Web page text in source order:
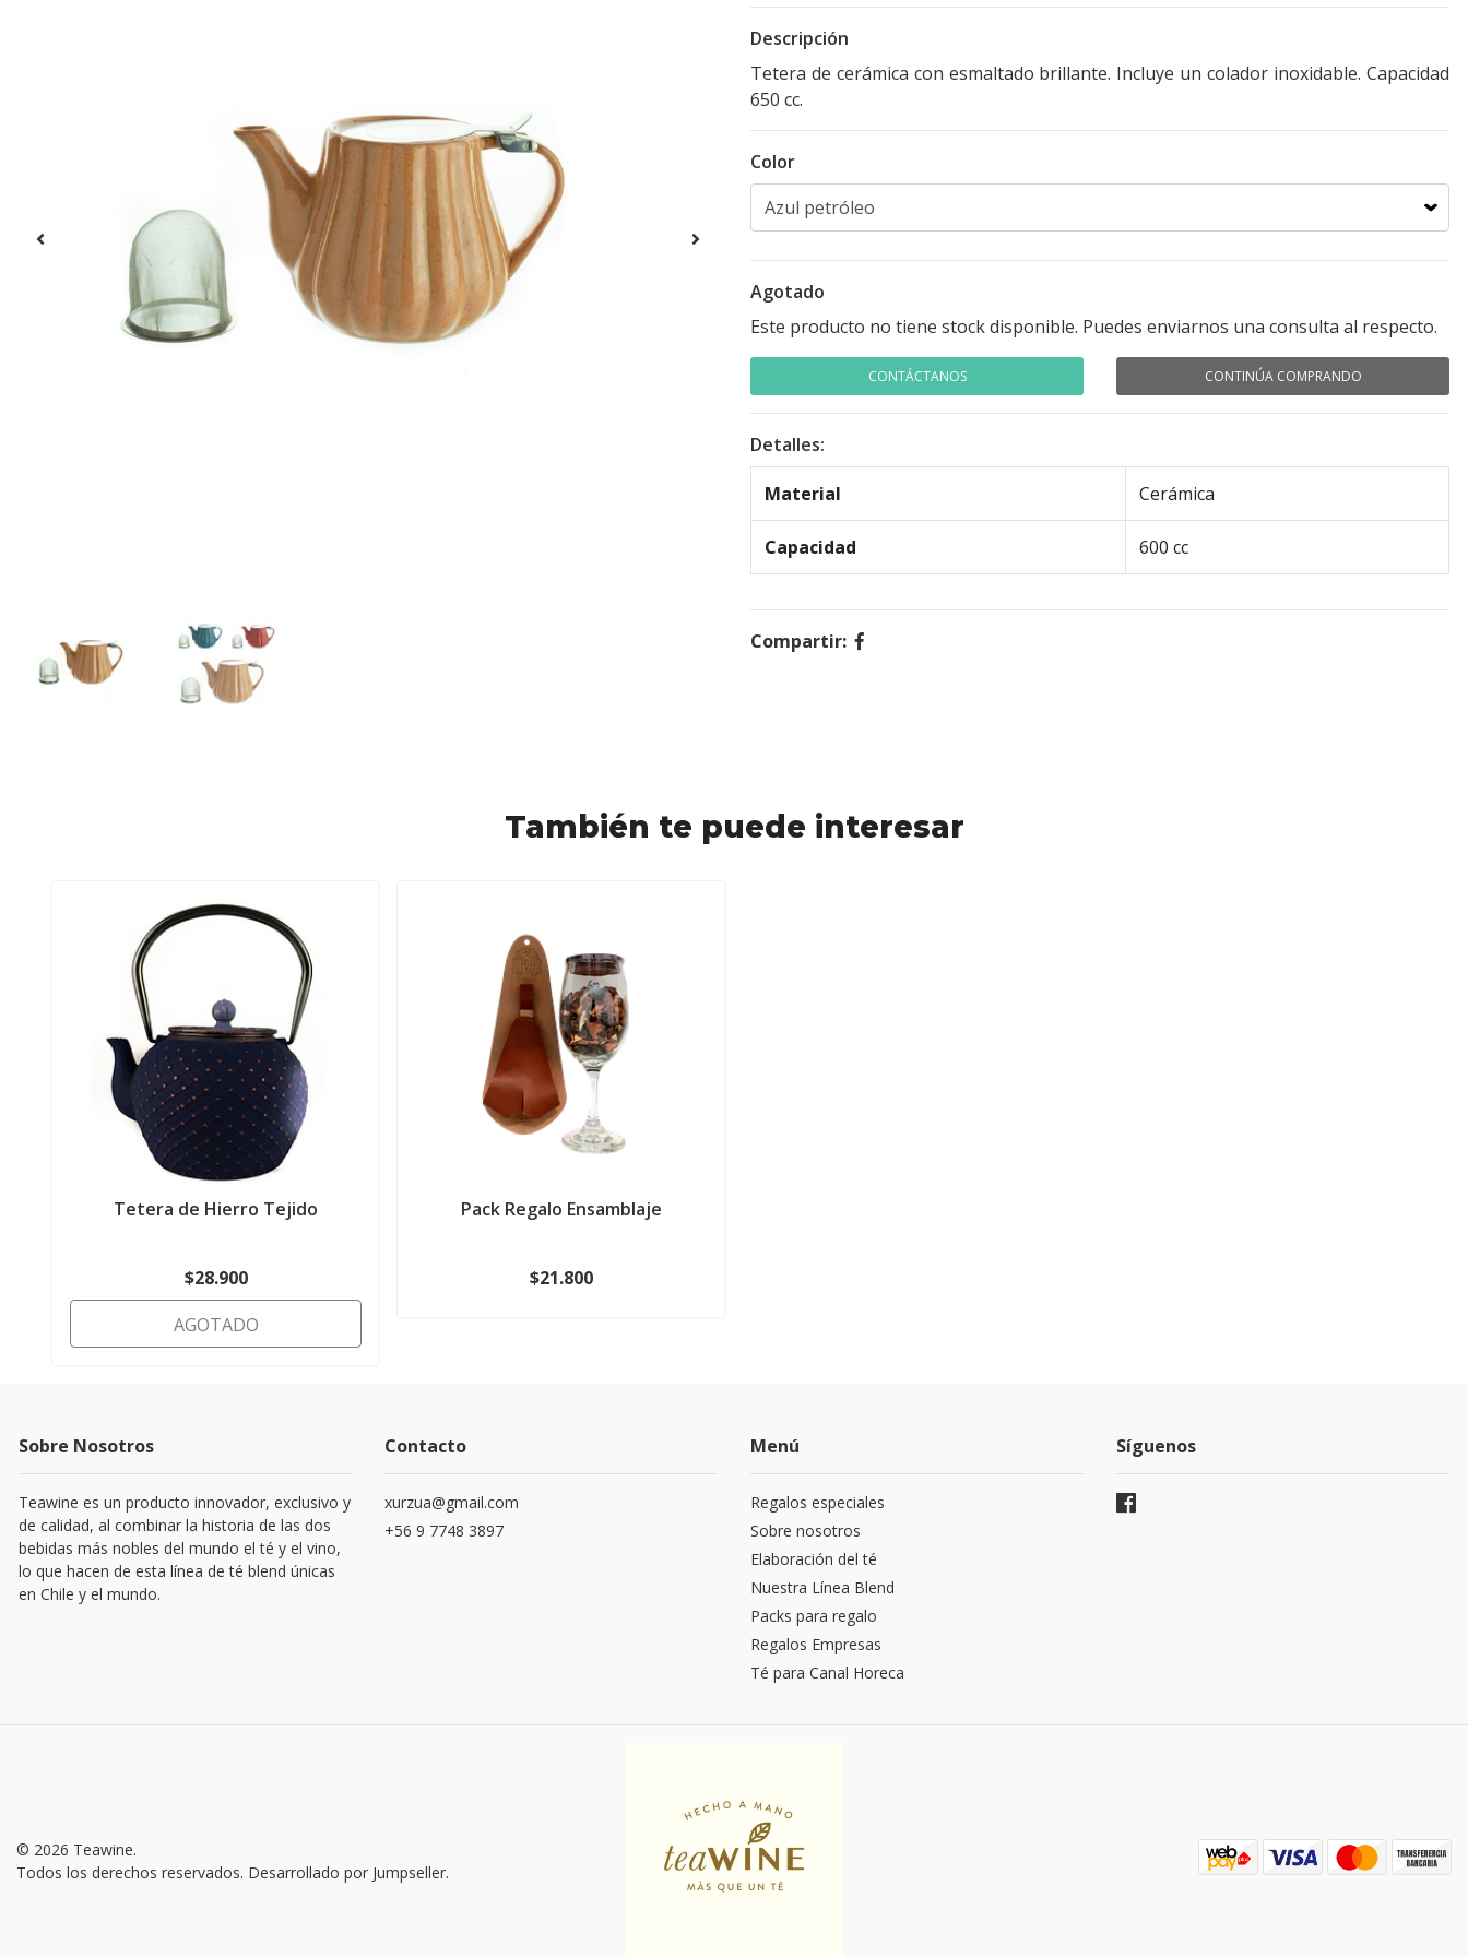
Descripción
Tetera de cerámica con esmaltado brillante. Incluye un colador inoxidable. Capacidad
650 cc.
Color
Agotado
Este producto no tiene stock disponible. Puedes enviarnos una consulta al respecto.
CONTÁCTANOS CONTINÚA COMPRANDO
Detalles:
Material Cerámica
Capacidad 600 cc
Compartir:
También te puede interesar
Tetera de Hierro Tejido
$28.900
AGOTADO
Pack Regalo Ensamblaje
$21.800
Sobre Nosotros
Teawine es un producto innovador, exclusivo y
de calidad, al combinar la historia de las dos
bebidas más nobles del mundo el té y el vino,
lo que hacen de esta línea de té blend únicas
en Chile y el mundo.
Contacto
xurzua@gmail.com
+56 9 7748 3897
Menú
Regalos especiales
Sobre nosotros
Elaboración del té
Nuestra Línea Blend
Packs para regalo
Regalos Empresas
Té para Canal Horeca
Síguenos
© 2026 Teawine.
Todos los derechos reservados. Desarrollado por Jumpseller.